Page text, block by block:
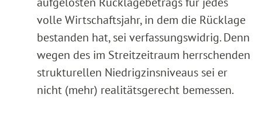
volle Wirtschaftsjahr, in dem die Rücklage
bestanden hat, sei verfassungswidrig. Denn
wegen des im Streitzeitraum herrschenden
strukturellen Niedrigzinsniveaus sei er
nicht (mehr) realitätsgerecht bemessen.